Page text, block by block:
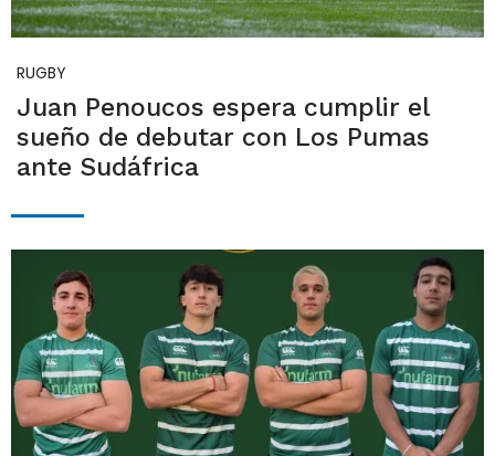
RUGBY
Juan Penoucos espera cumplir el
sueño de debutar con Los Pumas
ante Sudáfrica